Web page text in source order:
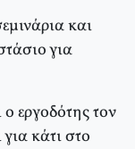
και
για
ο εργοδότης τον
κάτι στο